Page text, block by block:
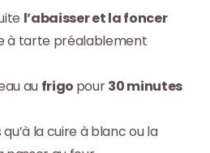
l’abaisser et la foncer
à tarte préalablement
au frigo pour30 minutes
qu’à la cuire à blanc ou la